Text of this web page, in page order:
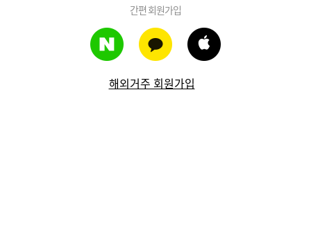
간편 회원가입
해외거주 회원가입